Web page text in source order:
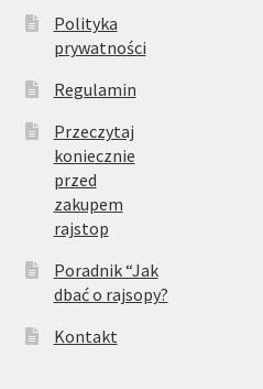
Polityka
prywatności
Regulamin
Przeczytaj
koniecznie
przed
zakupem
rajstop
Poradnik “Jak
dbać o rajsopy?
Kontakt